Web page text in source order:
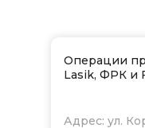
Операции
Lasik, ФРК и
Адрес: ул.